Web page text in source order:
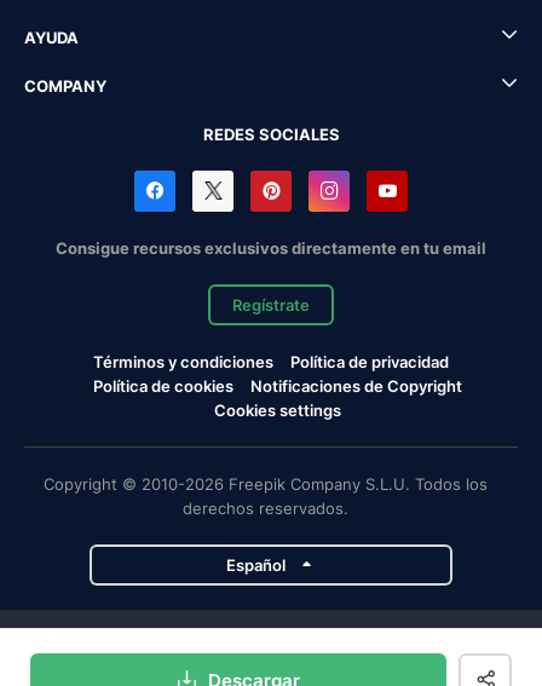
Descargar
AYUDA
COMPANY
REDES SOCIALES
Consigue recursos exclusivos directamente en tu email
Regístrate
Términos y condiciones
Política de privacidad
Política de cookies
Notificaciones de Copyright
Cookies settings
Copyright © 2010-2026 Freepik Company S.L.U. Todos los
derechos reservados.
Español